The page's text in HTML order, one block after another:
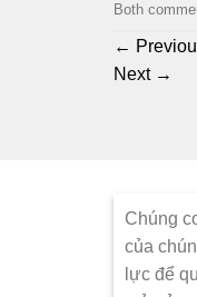
Both
←
Next →
Chúng
của
lực để